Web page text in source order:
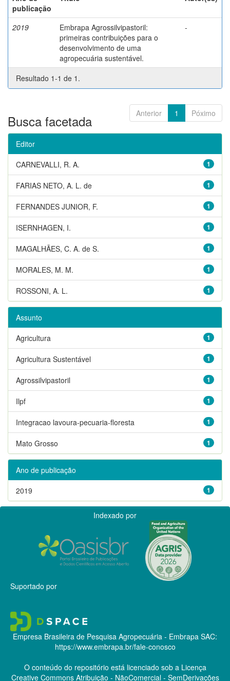
publicação
2019
Embrapa Agrossilvipastoril:
primeiras contribuições para o
desenvolvimento de uma
agropecuária sustentável.
-
Resultado 1-1 de 1.
Anterior 1 Póximo
Busca facetada
Editor
1
CARNEVALLI, R. A.
1
FARIAS NETO, A. L. de
1
FERNANDES JUNIOR, F.
1
ISERNHAGEN, I.
1
MAGALHÃES, C. A. de S.
1
MORALES, M. M.
1
ROSSONI, A. L.
Assunto
1
Agricultura
1
Agricultura Sustentável
1
Agrossilvipastoril
1
Ilpf
1
Integracao lavoura-pecuaria-floresta
1
Mato Grosso
Ano de publicação
1
2019
Indexado por
Suportado por
Empresa Brasileira de Pesquisa Agropecuária - Embrapa SAC:
https://www.embrapa.br/fale-conosco
O conteúdo do repositório está licenciado sob a Licença
Creative CommonsAtribuição - NãoComercial - SemDerivações